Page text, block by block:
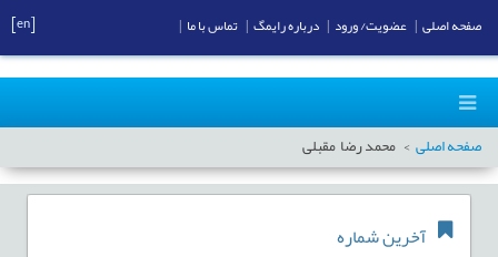
صفحه اصلی محمد رضا مقبلی
آخرین شماره
صفحه اصلی عضویت/ ورود درباره رایمگ تماس با ما